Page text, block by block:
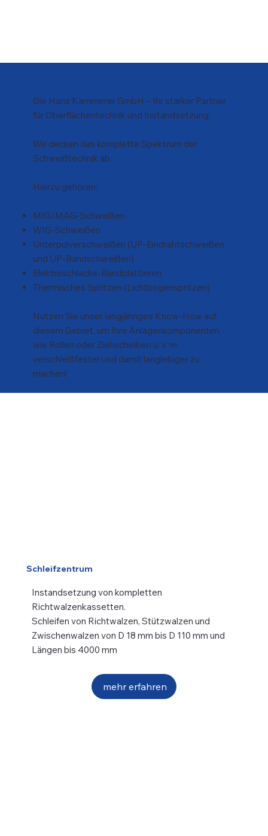
Die Hans Kämmerer GmbH – Ihr starker Partner
für Oberflächentechnik und Instandsetzung.
Wir decken das komplette Spektrum der
Schweißtechnik ab.
Hierzu gehören:
MIG/MAG-Schweißen
WIG-Schweißen
Unterpulverschweißen (UP-Eindrahtschweißen
und UP-Bandschweißen)
Elektroschlacke-Bandplattieren
Thermisches Spritzen (Lichtbogenspritzen)
Nutzen Sie unser langjähriges Know-How auf
diesem Gebiet, um Ihre Anlagenkomponenten
wie Rollen oder Ziehscheiben u. v. m.
verschleißfester und damit langlebiger zu
machen!
Schleifzentrum
Instandsetzung von kompletten
Richtwalzenkassetten.
Schleifen von Richtwalzen, Stützwalzen und
Zwischenwalzen von D 18 mm bis D 110 mm und
Längen bis 4000 mm
mehr erfahren